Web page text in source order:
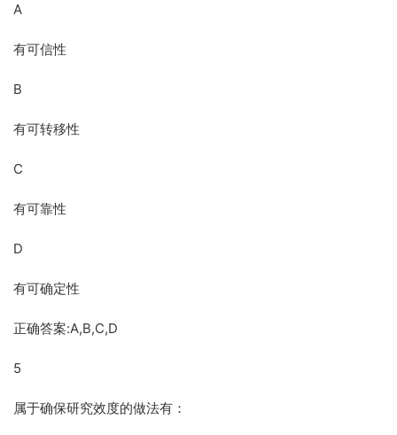
A
有可信性
B
有可转移性
C
有可靠性
D
有可确定性
正确答案:A,B,C,D
5
属于确保研究效度的做法有：